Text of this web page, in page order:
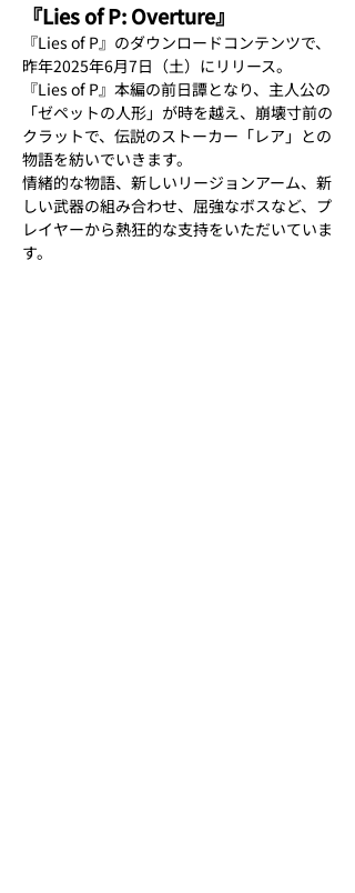
『Lies of P: Overture』
『Lies of P』のダウンロードコンテンツで、
昨年2025年6月7日（土）にリリース。
『Lies of P』本編の前日譚となり、主人公の
「ゼペットの人形」が時を越え、崩壊寸前の
クラットで、伝説のストーカー「レア」との
物語を紡いでいきます。
情緒的な物語、新しいリージョンアーム、新
しい武器の組み合わせ、屈強なボスなど、プ
レイヤーから熱狂的な支持をいただいていま
す。